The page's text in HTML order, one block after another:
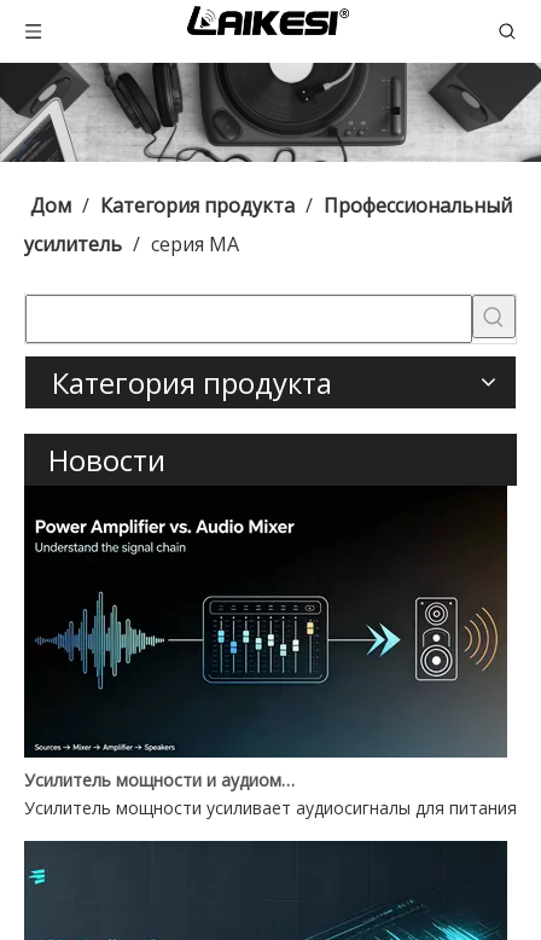
Дом / Категория продукта / Профессиональный
усилитель / серия МА
Категория продукта
Новости
Усилитель мощности и аудиомикшер: в чем разница?
Усилитель мощности усиливает аудиосигналы для питания